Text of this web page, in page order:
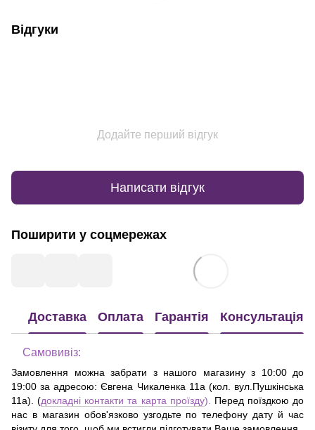
Відгуки
Додайте перший відгук
Написати відгук
Поширити у соцмережах
Доставка Оплата Гарантія Консультація
Самовивіз:
Замовлення можна забрати з нашого магазину з 10:00 до
19:00 за адресою:Євгена Чикаленка 11а (кол. вул.Пушкінська
11а) . (докладні контакти та карта проїзду). Перед поїздкою до
нас в магазин обов'язково узгодьте по телефону дату й час